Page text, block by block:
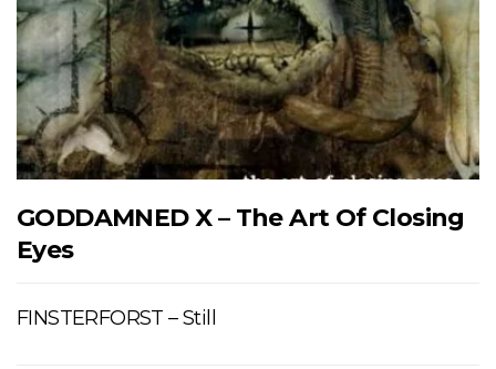
GODDAMNED X – The Art Of Closing
Eyes
FINSTERFORST – Still